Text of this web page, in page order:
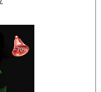
2026
2026−70%